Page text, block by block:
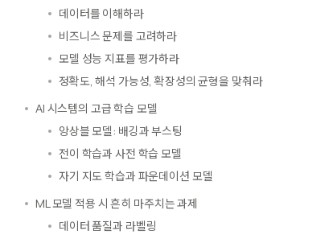
데이터를 이해하라
비즈니스 문제를 고려하라
모델 성능 지표를 평가하라
정확도, 해석 가능성, 확장성의 균형을 맞춰라
AI 시스템의 고급 학습 모델
앙상블 모델: 배깅과 부스팅
전이 학습과 사전 학습 모델
자기 지도 학습과 파운데이션 모델
ML 모델 적용 시 흔히 마주치는 과제
데이터 품질과 라벨링